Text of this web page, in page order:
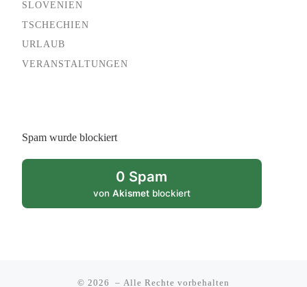
SLOVENIEN
TSCHECHIEN
URLAUB
VERANSTALTUNGEN
Spam wurde blockiert
0 Spam
von Akismetblockiert
© 2026 – Alle Rechte vorbehalten